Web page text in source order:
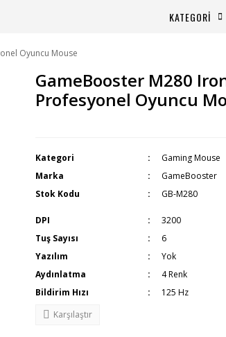
KATEGORİ
Oyuncu Mouse
GameBooster M280
Profesyonel Oyuncu
Kategori
Gaming Mouse
Marka
GameBooster
Stok Kodu
GB-M280
DPI
3200
Tuş Sayısı
6
Yazılım
Yok
Aydınlatma
4 Renk
Bildirim Hızı
125 Hz
Karşılaştır